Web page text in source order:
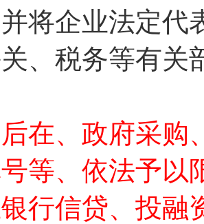
将企业法定代
、税务等有关
在、政府采购
等、依法予以
行信贷、投融